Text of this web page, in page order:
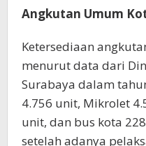
Angkutan Umum
Ketersediaan
menurut data dari
Surabaya dalam
4.756 unit, Mikrolet
unit, dan bus kota
setelah adanya